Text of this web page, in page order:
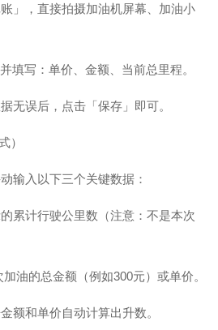
账」，直接拍摄加油机屏幕、加油小
填写：单价、金额、当前总里程。
无误后，点击「保存」即可。
）
输入以下三个关键数据：
累计行驶公里数（注意：不是本次
油的总金额（例如300元）或单价。
额和单价自动计算出升数。